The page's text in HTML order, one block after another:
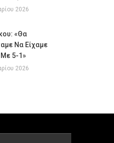
2026
«Θα
Να Είχαμε
Με 5-1»
2026